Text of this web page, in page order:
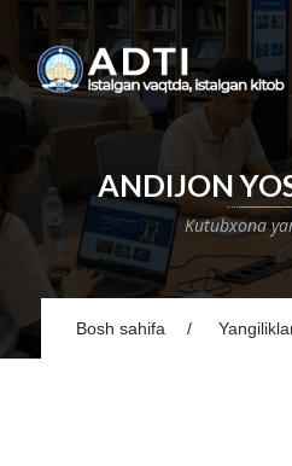
ANDIJON
Kutubxona
Bosh sahifa